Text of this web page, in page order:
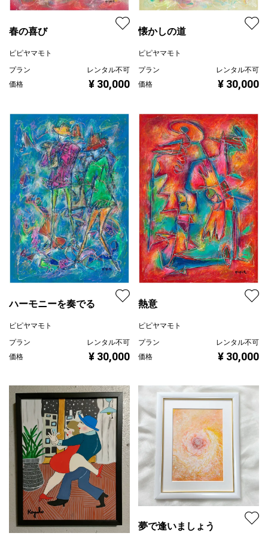
春の喜び
ピピヤマモト
プラン
レンタル不可
価格
¥ 30,000
懐かしの道
ピピヤマモト
プラン
レンタル不可
価格
¥ 30,000
ハーモニーを奏でる
ピピヤマモト
プラン
レンタル不可
価格
¥ 30,000
熱意
ピピヤマモト
プラン
レンタル不可
価格
¥ 30,000
夢で逢いましょう